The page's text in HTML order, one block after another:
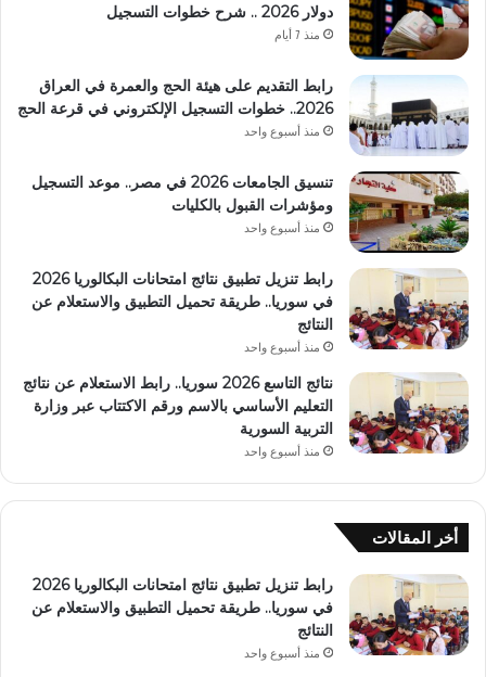
دولار 2026 .. شرح خطوات التسجيل
منذ 7 أيام
رابط التقديم على هيئة الحج والعمرة في العراق
2026.. خطوات التسجيل الإلكتروني في قرعة الحج
منذ أسبوع واحد
تنسيق الجامعات 2026 في مصر.. موعد التسجيل
ومؤشرات القبول بالكليات
منذ أسبوع واحد
رابط تنزيل تطبيق نتائج امتحانات البكالوريا 2026
في سوريا.. طريقة تحميل التطبيق والاستعلام عن
النتائج
منذ أسبوع واحد
نتائج التاسع 2026 سوريا.. رابط الاستعلام عن نتائج
التعليم الأساسي بالاسم ورقم الاكتتاب عبر وزارة
التربية السورية
منذ أسبوع واحد
أخر المقالات
رابط تنزيل تطبيق نتائج امتحانات البكالوريا 2026
في سوريا.. طريقة تحميل التطبيق والاستعلام عن
النتائج
منذ أسبوع واحد